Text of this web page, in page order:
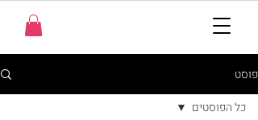
פוסט
כל הפוסטים